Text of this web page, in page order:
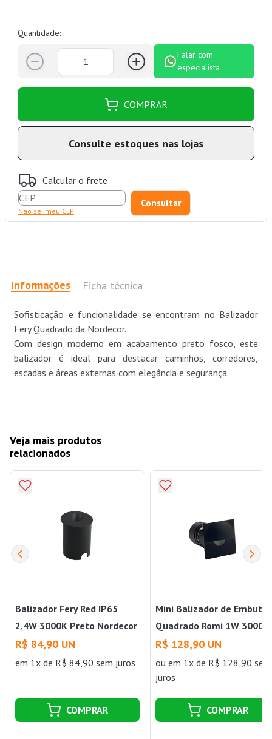
Quantidade:
Falar com
especialista
COMPRAR
Consulte estoques nas lojas
Calcular o frete
Não sei meu CEP
Informações Ficha técnica
Sofisticação e funcionalidade se encontram no Balizador
Fery Quadrado da Nordecor.
Com design moderno em acabamento preto fosco, este
balizador é ideal para destacar caminhos, corredores,
escadas e áreas externas com elegância e segurança.
Veja mais produtos
relacionados
Balizador Fery Red IP65
2,4W 3000K Preto Nordecor
R$ 84,90 UN
em 1x de R$ 84,90 sem juros
COMPRAR
Mini Balizador de Embutir
Quadrado Romi 1W 3000k
Preto Nordecor
R$ 128,90 UN
ouem 1x de R$ 128,90 sem
juros
COMPRAR